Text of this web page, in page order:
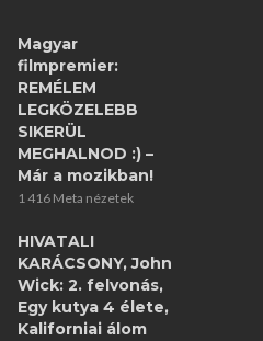
Magyar
filmpremier:
REMÉLEM
LEGKÖZELEBB
SIKERÜL
MEGHALNOD :) –
Már a mozikban!
1 416 Meta nézetek
HIVATALI
KARÁCSONY, John
Wick: 2. felvonás,
Egy kutya 4 élete,
Kaliforniai álom